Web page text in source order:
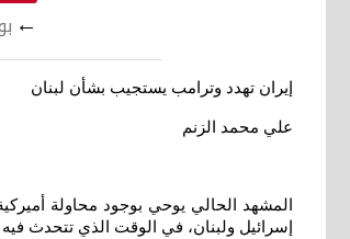
←
إيران تهدد وترامب يستجيب بشأن لبنان
علي محمد الزنم
المشهد الحالي يوحي بوجود محاولة
إسرائيل ولبنان، في الوقت الذي تتحدث